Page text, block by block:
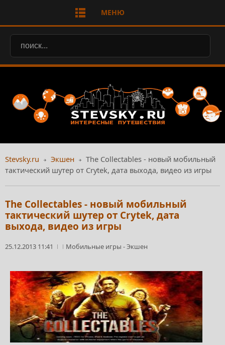
МЕНЮ
Stevsky.ru Экшен
The Collectables - новый мобильный
тактический шутер от Crytek, дата выхода, видео из игры
The Collectables - новый мобильный
тактический шутер от Crytek, дата
выхода, видео из игры
25.12.2013 11:41 Мобильные игры -Экшен